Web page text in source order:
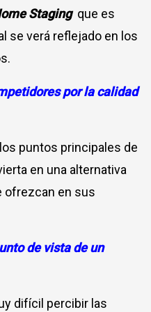
Stagingque es
se verá reflejado en los
por la calidad
puntos principales de
en una alternativa
ofrezcan en sus
de vista de un
difícil percibir las